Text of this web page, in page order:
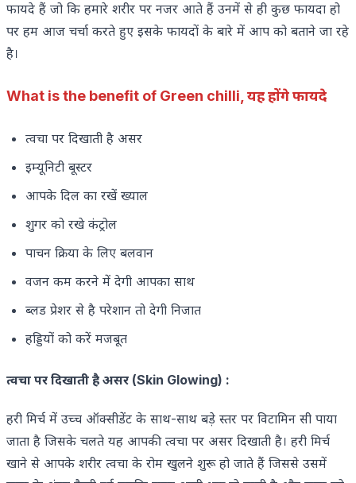
फायदे हैं जो कि हमारे शरीर पर नजर आते हैं उनमें से ही कुछ फायदा हो
पर हम आज चर्चा करते हुए इसके फायदों के बारे में आप को बताने जा रहे
है।
What is the benefit of Green chilli, यह होंगे फायदे
त्वचा पर दिखाती है असर
इम्यूनिटी बूस्टर
आपके दिल का रखें ख्याल
शुगर को रखे कंट्रोल
पाचन क्रिया के लिए बलवान
वजन कम करने में देगी आपका साथ
ब्लड प्रेशर से है परेशान तो देगी निजात
हड्डियों को करें मजबूत
त्वचा पर दिखाती है असर (Skin Glowing) :
हरी मिर्च में उच्च ऑक्सीडेंट के साथ-साथ बड़े स्तर पर विटामिन सी पाया
जाता है जिसके चलते यह आपकी त्वचा पर असर दिखाती है। हरी मिर्च
खाने से आपके शरीर त्वचा के रोम खुलने शुरू हो जाते हैं जिससे उसमें